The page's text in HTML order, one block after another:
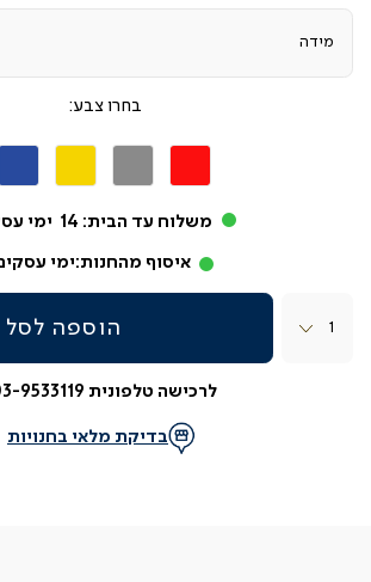
צבע
משלוח עד הבית: 14 ימי
איסוף מהחנות:ימי
הוספה לסל
לרכישה טלפונית 03-9533119
בדיקת מלאי בחנויות